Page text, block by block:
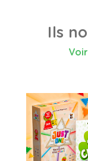
Ils